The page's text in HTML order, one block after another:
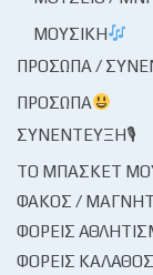
ΜΟΥΣΙΚΉ
ΠΡΌΣΩΠΑ /
ΠΡΌΣΩΠΑ
ΣΥΝΈΝΤΕΥΞΗ🎙
ΤΟ ΜΠΆΣΚΕΤ
ΦΑΚΌΣ /
ΦΟΡΕΊΣ
ΦΟΡΕΊΣ